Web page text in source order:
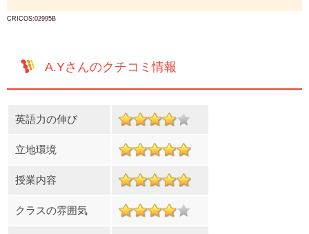
CRICOS:02995B
A.Yさんのクチコミ情報
英語力の伸び
立地環境
授業内容
クラスの雰囲気